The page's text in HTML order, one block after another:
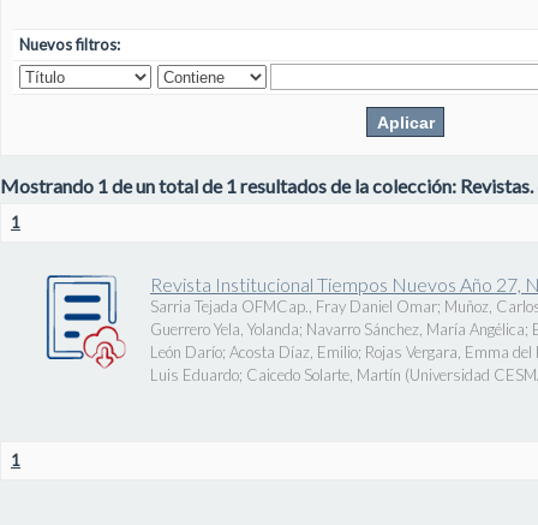
Nuevos filtros:
Mostrando 1 de un total de 1 resultados de la colección: Revistas.
1
Revista Institucional Tiempos Nuevos Año 27,
Sarria Tejada OFMCap., Fray Daniel Omar; Muñoz,
Guerrero Yela, Yolanda; Navarro Sánchez, María Angélica;
León Darío; Acosta Díaz, Emilio; Rojas Vergara, Emma del
Luis Eduardo; Caicedo Solarte, Martín (Universidad
1